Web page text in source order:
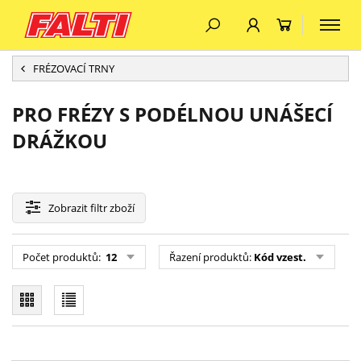
FRÉZOVACÍ TRNY
PRO FRÉZY S PODÉLNOU UNÁŠECÍ
DRÁŽKOU
Zobrazitfiltr zboží
Počet produktů: 12 Řazení produktů: Kód vzest.